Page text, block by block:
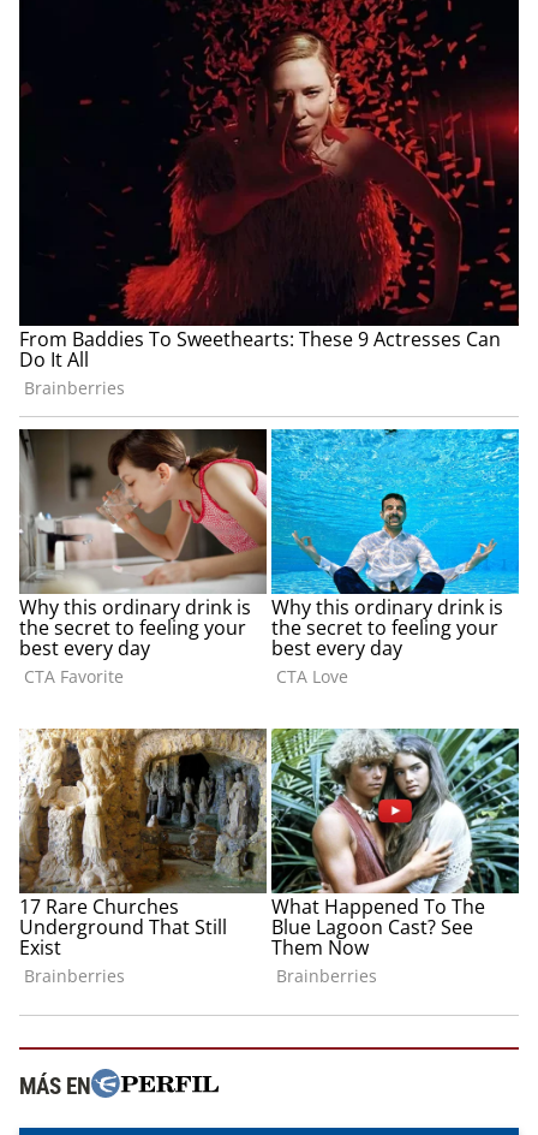
MÁS EN